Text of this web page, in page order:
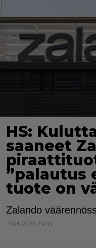
HS:
saaneet
”palautus
tuote on
Zalando
19.5.2026 19:31